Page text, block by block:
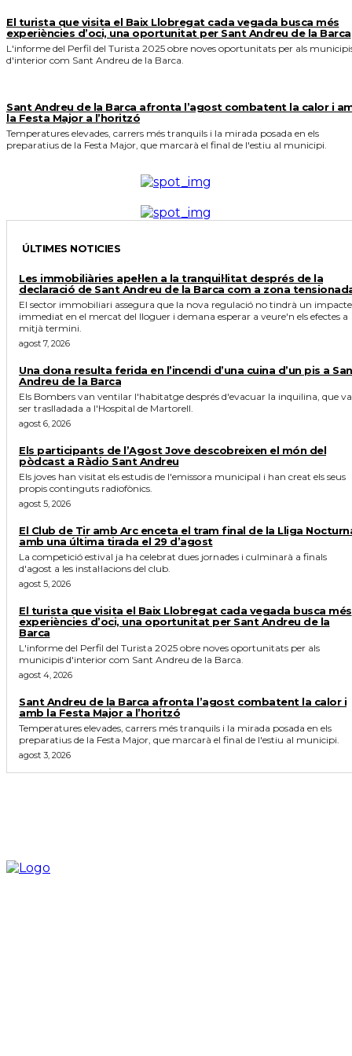
El turista que visita el Baix Llobregat cada vegada busca més
experiències d’oci, una oportunitat per Sant Andreu de la Barca
L'informe del Perfil del Turista 2025 obre noves oportunitats per als
d'interior com Sant Andreu de la Barca.
Sant Andreu de la Barca afronta l’agost combatent la calor i
la Festa Major a l’horitzó
Temperatures elevades, carrers més tranquils i la mirada posada en els
preparatius de la Festa Major, que marcarà el final de l'estiu al municipi.
ÚLTIMES NOTICIES
Les immobiliàries apel·len a la tranquil·litat després de la
declaració de Sant Andreu de la Barca com a zona
El sector immobiliari assegura que la nova regulació no tindrà un impacte
immediat en el mercat del lloguer i demana esperar a veure'n els efectes a
mitjà termini.
agost 7, 2026
Una dona resulta ferida en l’incendi d’una cuina d’un pis a
Andreu de la Barca
Els Bombers van ventilar l'habitatge després d'evacuar la inquilina, que va
ser traslladada a l'Hospital de Martorell.
agost 6, 2026
Els participants de l’Agost Jove descobreixen el món del
pòdcast a Ràdio Sant Andreu
Els joves han visitat els estudis de l'emissora municipal i han creat els seus
propis continguts radiofònics.
agost 5, 2026
El Club de Tir amb Arc enceta el tram final de la Lliga
amb una última tirada el 29 d’agost
La competició estival ja ha celebrat dues jornades i culminarà a finals
d'agost a les instal·lacions del club.
agost 5, 2026
El turista que visita el Baix Llobregat cada vegada busca més
experiències d’oci, una oportunitat per Sant Andreu de la
Barca
L'informe del Perfil del Turista 2025 obre noves oportunitats per als
municipis d'interior com Sant Andreu de la Barca.
agost 4, 2026
Sant Andreu de la Barca afronta l’agost combatent la calor i
amb la Festa Major a l’horitzó
Temperatures elevades, carrers més tranquils i la mirada posada en els
preparatius de la Festa Major, que marcarà el final de l'estiu al municipi.
agost 3, 2026